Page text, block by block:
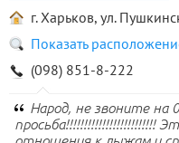
г. Харьков, ул.
Показать
(098) 851-8-222
Народ, не звоните на
просьба!!!!!!!!!!!!!!!!!!!!!!!!!